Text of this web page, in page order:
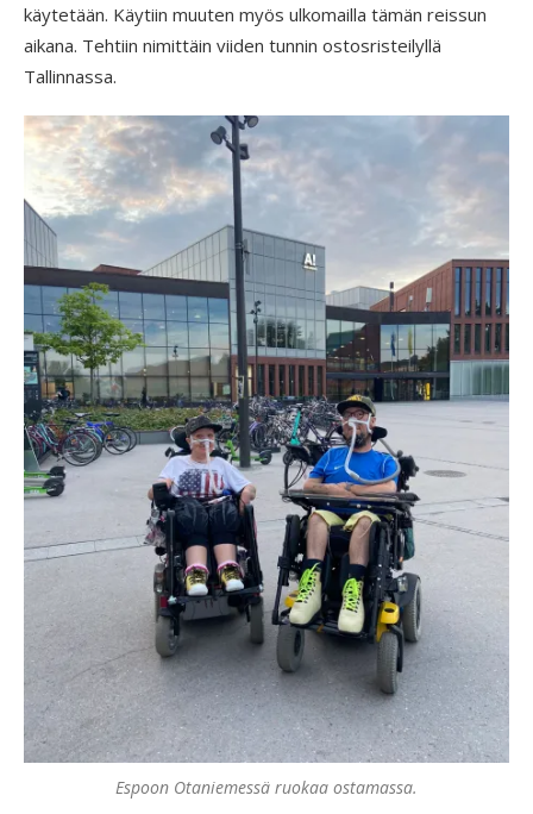
käytetään. Käytiin muuten myös ulkomailla tämän reissun
aikana. Tehtiin nimittäin viiden tunnin ostosristeilyllä
Tallinnassa.
Espoon Otaniemessä ruokaa ostamassa.